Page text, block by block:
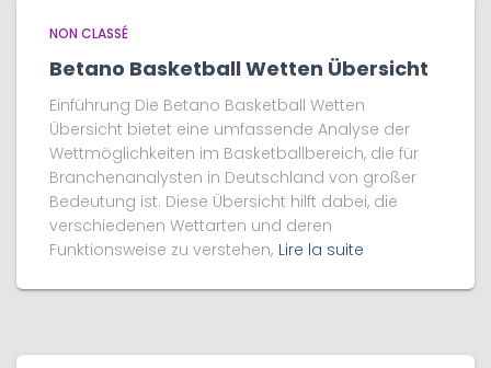
NON CLASSÉ
Betano Basketball Wetten Übersicht
Einführung Die Betano Basketball Wetten
Übersicht bietet eine umfassende Analyse der
Wettmöglichkeiten im Basketballbereich, die für
Branchenanalysten in Deutschland von großer
Bedeutung ist. Diese Übersicht hilft dabei, die
verschiedenen Wettarten und deren
Funktionsweise zu verstehen, Lire la suite